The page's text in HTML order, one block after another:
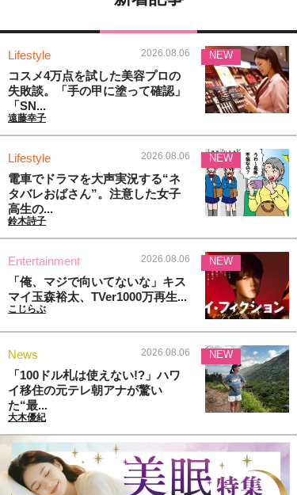
Lifestyle 2026.08.06
コスメ4万点を試した美容プロの
失敗談。「手の甲に塗って確認」
「SN...
遠藤幸子
NEW
Lifestyle 2026.08.06
電車でドラマを大声実況する“ネ
タバレおばさん”。注意した女子
高生の...
鈴木詩子
NEW
Entertainment 2026.08.06
「俺、マジで向いてないな」キス
マイ玉森裕太、TVer1000万再生...
こじらぶ
NEW
News 2026.08.06
「100ドル札は使えない!?」ハワ
イ移住の元テレ朝アナが驚い
た“最...
大木優紀
NEW